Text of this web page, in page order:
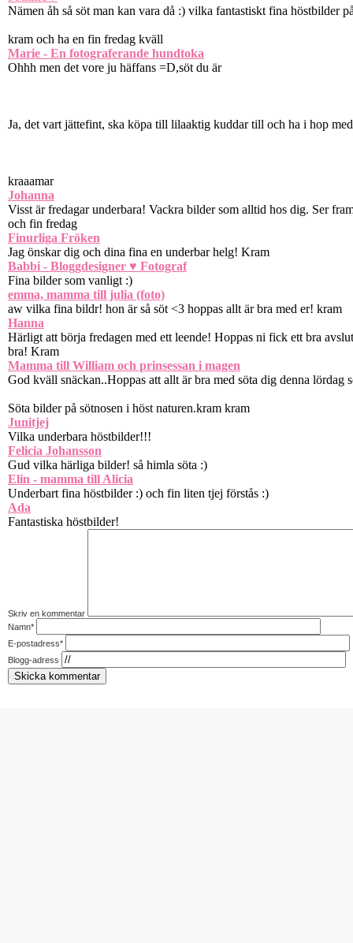
Nämen åh så söt man kan vara då :) vilka fantastiskt fina höstbilder
kram och ha en fin fredag kväll
Marie - En fotograferande hundtoka
Ohhh men det vore ju häffans =D,söt du är
Ja, det vart jättefint, ska köpa till lilaaktig kuddar till och ha i hop
kraaamar
Johanna
Visst är fredagar underbara! Vackra bilder som alltid hos dig. Ser
och fin fredag
Finurliga Fröken
Jag önskar dig och dina fina en underbar helg! Kram
Babbi - Bloggdesigner ♥ Fotograf
Fina bilder som vanligt :)
emma, mamma till julia (foto)
aw vilka fina bildr! hon är så söt <3 hoppas allt är bra med er! kram
Hanna
Härligt att börja fredagen med ett leende! Hoppas ni fick ett bra
bra! Kram
Mamma till William och prinsessan i magen
God kväll snäckan..Hoppas att allt är bra med söta dig denna lördag
Söta bilder på sötnosen i höst naturen.kram kram
Junitjej
Vilka underbara höstbilder!!!
Felicia Johansson
Gud vilka härliga bilder! så himla söta :)
Elin - mamma till Alicia
Underbart fina höstbilder :) och fin liten tjej förstås :)
Ada
Fantastiska höstbilder!
Skriv en kommentar
Namn*
E-postadress*
Blogg-adress